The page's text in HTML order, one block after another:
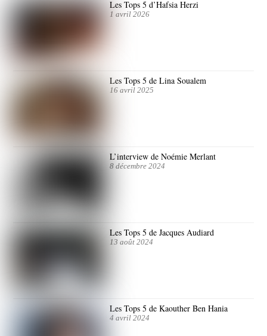
Les Tops 5 d’Hafsia Herzi
1 avril 2026
Les Tops 5 de Lina Soualem
16 avril 2025
L’interview de Noémie Merlant
8 décembre 2024
Les Tops 5 de Jacques Audiard
13 août 2024
Les Tops 5 de Kaouther Ben Hania
4 avril 2024